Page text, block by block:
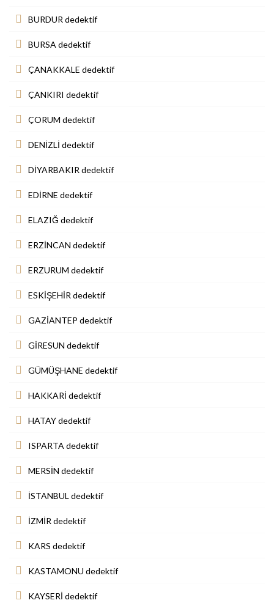
BURDUR dedektif
BURSA dedektif
ÇANAKKALE dedektif
ÇANKIRI dedektif
ÇORUM dedektif
DENİZLİ dedektif
DİYARBAKIR dedektif
EDİRNE dedektif
ELAZIĞ dedektif
ERZİNCAN dedektif
ERZURUM dedektif
ESKİŞEHİR dedektif
GAZİANTEP dedektif
GİRESUN dedektif
GÜMÜŞHANE dedektif
HAKKARİ dedektif
HATAY dedektif
ISPARTA dedektif
MERSİN dedektif
İSTANBUL dedektif
İZMİR dedektif
KARS dedektif
KASTAMONU dedektif
KAYSERİ dedektif